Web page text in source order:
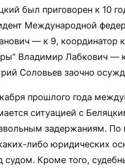
был приговорен к 10
Международной
— к 9, координатор
Владимир Лабкович —
Соловьев заочно
прошлого года
ситуацией с
задержаниям.
либо юридических
судом. Кроме того,